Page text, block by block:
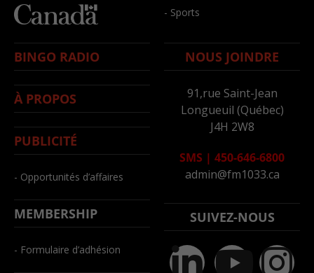
- Sports
BINGO RADIO
À PROPOS
PUBLICITÉ
- Opportunités d’affaires
MEMBERSHIP
- Formulaire d’adhésion
NOUS JOINDRE
91,rue Saint-Jean
Longueuil (Québec)
J4H 2W8
SMS | 450-646-6800
admin@fm1033.ca
SUIVEZ-NOUS